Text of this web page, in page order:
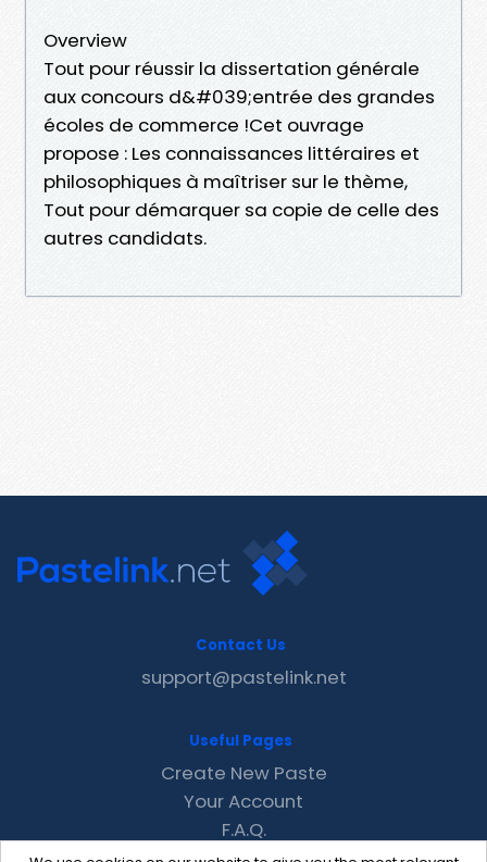
Overview
Tout pour réussir la dissertation générale
aux concours d&#039;entrée des grandes
écoles de commerce !Cet ouvrage
propose : Les connaissances littéraires et
philosophiques à maîtriser sur le thème,
Tout pour démarquer sa copie de celle des
autres candidats.
Contact Us
support@pastelink.net
Useful Pages
Create New Paste
Your Account
F.A.Q.